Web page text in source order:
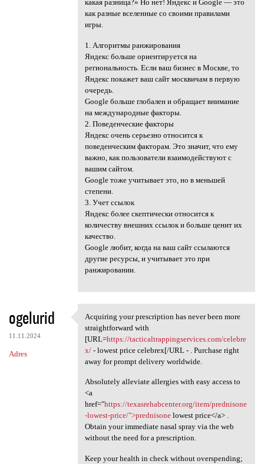
какая разница?» Но нет! Яндекс и Google — это
как разные вселенные со своими правилами
игры.
1. Алгоритмы ранжирования
Яндекс больше ориентируется на
региональность. Если ваш бизнес в Москве, то
Яндекс покажет ваш сайт москвичам в первую
очередь.
Google больше глобален и обращает внимание
на международные факторы.
2. Поведенческие факторы
Яндекс очень серьезно относится к
поведенческим факторам. Это значит, что ему
важно, как пользователи взаимодействуют с
вашим сайтом.
Google тоже учитывает это, но в меньшей
степени.
3. Учет ссылок
Яндекс более скептически относится к
количеству внешних ссылок и больше ценит их
качество.
Google любит, когда на ваш сайт ссылаются
другие ресурсы, и учитывает это при
ранжировании.
ogelurid
11.11.2024
Adres
Acquiring your prescription
Acquiring your prescription has never been more
straightforward with
[URL=https://tacticaltrappingservices.com/celebre
x/- lowest price celebrex[/URL - . Purchase right
away for prompt delivery worldwide.
Absolutely alleviate allergies with easy access to
<a
href="https://texasrehabcenter.org/item/prednisone
-lowest-price/">prednisonelowest price</a> .
Obtain your immediate nasal spray via the web
without the need for a prescription.
Keep your health in check without overspending;